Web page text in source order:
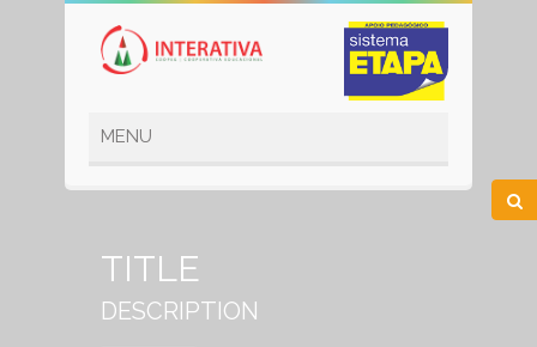
TITLE
DESCRIPTION